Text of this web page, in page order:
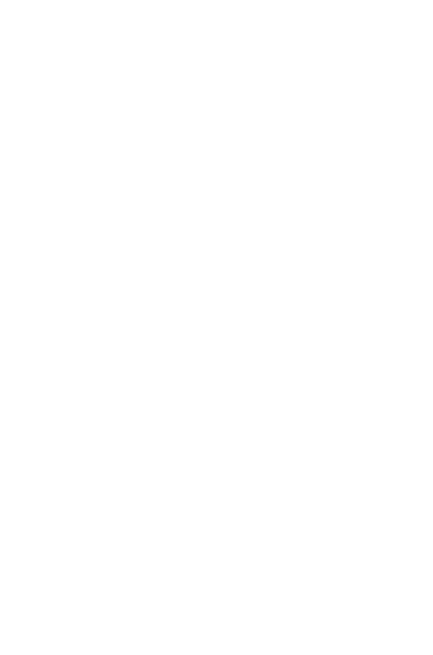
Během jednoho dne v Paříži se toho moc stihnout nedá, ale
dni stihnout. Doprava ok, chyběli mi například jen